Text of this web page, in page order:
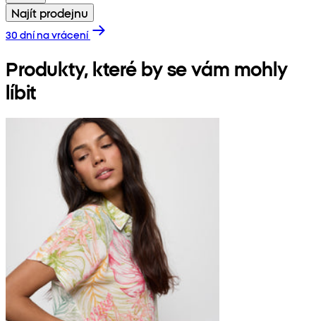
Najít prodejnu
30 dní na vrácení
Produkty, které by se vám mohly
líbit